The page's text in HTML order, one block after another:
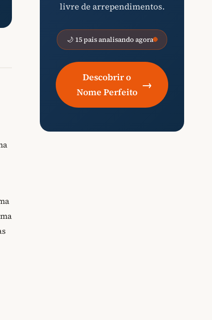
livre de arrependimentos.
🌙 15 pais analisando agora
Descobrir o
Nome Perfeito
→